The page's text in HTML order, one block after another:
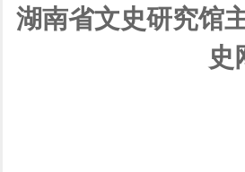
湖南省文史研究馆
史